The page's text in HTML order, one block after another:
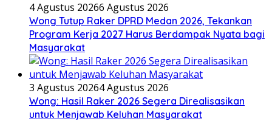
4 Agustus 20266 Agustus 2026
Wong Tutup Raker DPRD Medan 2026, Tekankan
Program Kerja 2027 Harus Berdampak Nyata bagi
Masyarakat
3 Agustus 20264 Agustus 2026
Wong: Hasil Raker 2026 Segera Direalisasikan
untuk Menjawab Keluhan Masyarakat